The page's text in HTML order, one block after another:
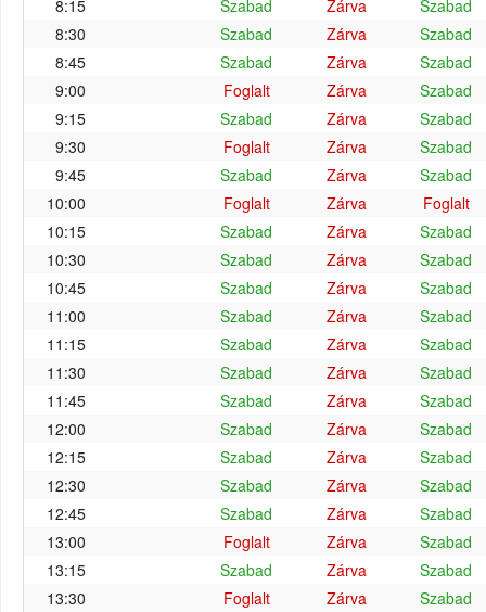
8:15
Szabad Zárva
Szabad
8:30
Szabad Zárva
Szabad
8:45
Szabad Zárva
Szabad
9:00
Foglalt Zárva
Szabad
9:15
Szabad Zárva
Szabad
9:30
Foglalt Zárva
Szabad
9:45
Szabad Zárva
Szabad
10:00
Foglalt Zárva
Foglalt
10:15
Szabad Zárva
Szabad
10:30
Szabad Zárva
Szabad
10:45
Szabad Zárva
Szabad
11:00
Szabad Zárva
Szabad
11:15
Szabad Zárva
Szabad
11:30
Szabad Zárva
Szabad
11:45
Szabad Zárva
Szabad
12:00
Szabad Zárva
Szabad
12:15
Szabad Zárva
Szabad
12:30
Szabad Zárva
Szabad
12:45
Szabad Zárva
Szabad
13:00
Foglalt Zárva
Szabad
13:15
Szabad Zárva
Szabad
13:30
Foglalt Zárva
Szabad